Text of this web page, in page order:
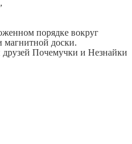
порядке вокруг
доски.
Почемучки и Незнайки